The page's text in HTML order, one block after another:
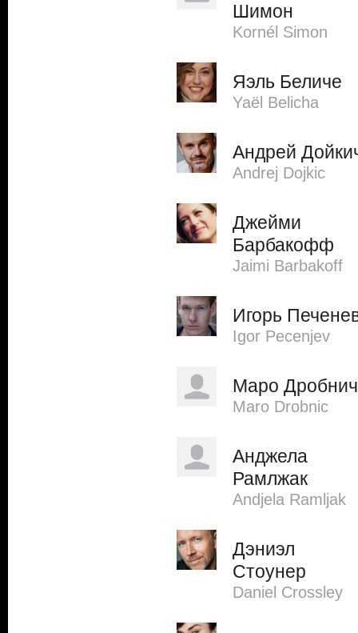
Шимон
Kornél Simon
Яэль Беличе
Yaël Belicha
Андрей
Andrej Dojkic
Джейми
Барбакофф
Jaimi Barbakoff
Игорь
Igor Pecenjev
Маро Дробнич
Maro Drobnic
Анджела
Рамлжак
Andjela Ramljak
Дэниэл
Стоунер
Daniel Crossley